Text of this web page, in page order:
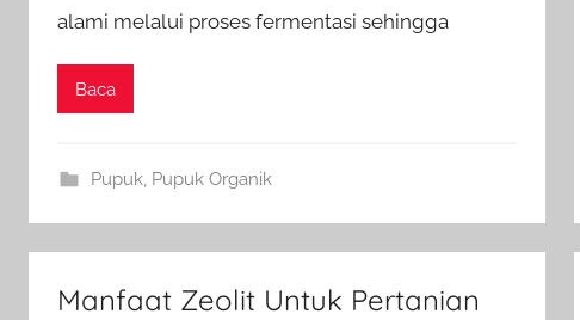
alami melalui proses fermentasi sehingga
Baca
Pupuk, Pupuk Organik
Manfaat Zeolit Untuk Pertanian